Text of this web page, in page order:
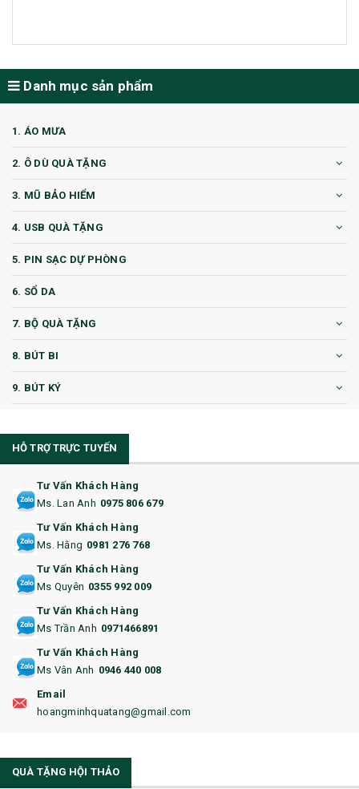
Danh mục sản phẩm
1. ÁO MƯA
2. Ô DÙ QUÀ TẶNG
3. MŨ BẢO HIỂM
4. USB QUÀ TẶNG
5. PIN SẠC DỰ PHÒNG
6. SỔ DA
7. BỘ QUÀ TẶNG
8. BÚT BI
9. BÚT KÝ
11. CỐC/BÌNH GIỮ NHIỆT
12. BÌNH NƯỚC
13. QUÀ TẶNG CAO CẤP
14. HỘP/VÍ ĐỰNG NAMECARD
15. BỘ BẤM MÓNG
16. BAO HỘ CHIẾU
18. ẤM CHÉN QUÀ TẶNG
19. ĐỒNG HỒ TREO TƯỜNG
22. ĐỒNG HỒ ĐỂ BÀN
HỖ TRỢ TRỰC TUYẾN
Tư Vấn Khách Hàng
Ms. Lan Anh 0975 806 679
Tư Vấn Khách Hàng
Ms. Hằng 0981 276 768
Tư Vấn Khách Hàng
Ms Quyên 0355 992 009
Tư Vấn Khách Hàng
Ms Trần Anh 0971466891
Tư Vấn Khách Hàng
Ms Vân Anh 0946 440 008
Email
hoangminhquatang@gmail.com
QUÀ TẶNG HỘI THẢO